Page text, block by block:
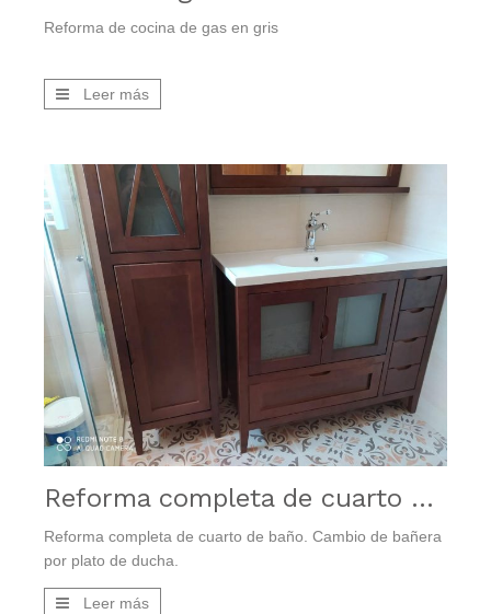
Reforma de cocina de gas en gris
Leer más
Reforma completa de cuarto de baño. Cambio de bañera por plato de ducha
Reforma completa de cuarto de baño. Cambio de bañera
por plato de ducha.
Leer más